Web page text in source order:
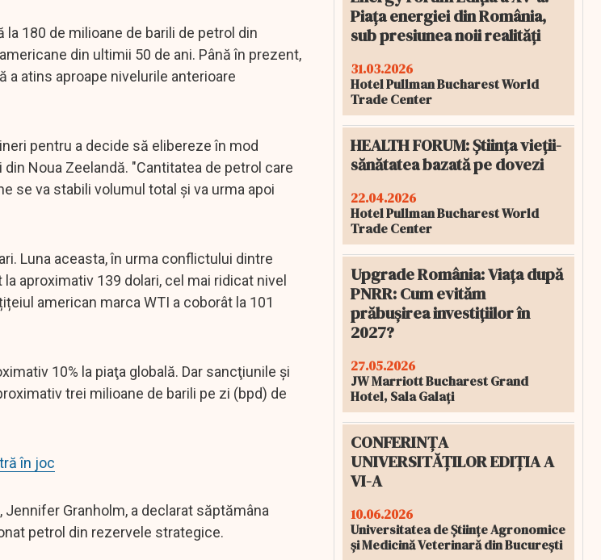
180 de milioane de barili de petrol din
din ultimii 50 de ani. Până în prezent,
a atins aproape nivelurile anterioare
pentru a decide să elibereze în mod
Noua Zeelandă. "Cantitatea de petrol care
se va stabili volumul total şi va urma apoi
Luna aceasta, în urma conflictului dintre
aproximativ 139 dolari, cel mai ridicat nivel
american marca WTI a coborât la 101
10% la piaţa globală. Dar sancţiunile şi
trei milioane de barili pe zi (bpd) de
în joc
Jennifer Granholm, a declarat săptămâna
petrol din rezervele strategice.
Piața energiei din România,
sub presiunea noii realități
31.03.2026
Hotel Pullman Bucharest World
Trade Center
HEALTH FORUM: Știința vieții-
sănătatea bazată pe dovezi
22.04.2026
Hotel Pullman Bucharest World
Trade Center
Upgrade România: Viața după
PNRR: Cum evităm
prăbușirea investițiilor în
2027?
27.05.2026
JW Marriott Bucharest Grand
Hotel, Sala Galați
CONFERINȚA
UNIVERSITĂȚILOR EDIȚIA A
VI-A
10.06.2026
Universitatea de Științe Agronomice
și Medicină Veterinară din București